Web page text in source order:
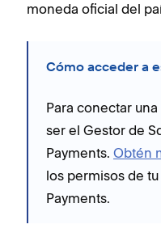
moneda oficial del
Cómo acceder a
Para conectar
ser el Gestor de
Payments. Obtén
los permisos de
Payments.